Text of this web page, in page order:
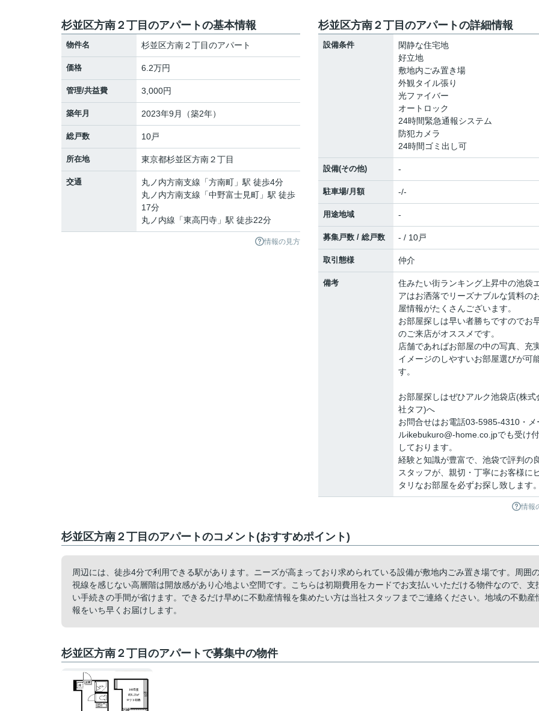
杉並区方南２丁目のアパートの基本情報
物件名 杉並区方南２丁目のアパート
価格 6.2万円
管理/共益費 3,000円
築年月 2023年9月（築2年）
総戸数 10戸
所在地 東京都杉並区方南２丁目
交通 丸ノ内方南支線 「方南町 」駅 徒歩4分
丸ノ内方南支線 「中野富士見町 」駅 徒歩
17分
丸ノ内線 「東高円寺 」駅 徒歩22分
情報の見方
杉並区方南２丁目のアパートの詳細情報
設備条件
閑静な住宅地
好立地
敷地内ごみ置き場
外観タイル張り
光ファイバー
オートロック
24時間緊急通報システム
防犯カメラ
24時間ゴミ出し可
設備(その他) -
駐車場/月額 -/-
用途地域 -
募集戸数 / 総戸数 - / 10戸
取引態様 仲介
備考
住みたい街ランキング上昇中の池袋
アはお洒落でリーズナブルな賃料の
屋情報がたくさんございます。
お部屋探しは早い者勝ちですのでお
のご来店がオススメです。
店舗であればお部屋の中の写真、充実
イメージのしやすいお部屋選びが可
す。
お部屋探しはぜひアルク池袋店(株式
社タフ)へ
お問合せはお電話03-5985-4310・メ
ルikebukuro@-home.co.jpでも受け
しております。
経験と知識が豊富で、池袋で評判の
スタッフが、親切・丁寧にお客様に
タリなお部屋を必ずお探し致します。
情報
杉並区方南２丁目のアパートのコメント(おすすめポイント)
周辺には、徒歩4分で利用できる駅があります。ニーズが高まっており求められている設備が敷地内ごみ置き場です。周囲
視線を感じない高層階は開放感があり心地よい空間です。こちらは初期費用をカードでお支払いいただける物件なので、支
い手続きの手間が省けます。できるだけ早めに不動産情報を集めたい方は当社スタッフまでご連絡ください。地域の不動産
報をいち早くお届けします。
杉並区方南２丁目のアパートで募集中の物件